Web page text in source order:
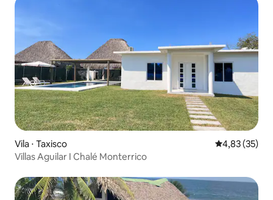
Vila ⋅ Taxisco 4,83 de uma
4,83 (35)
Villas Aguilar I Chalé Monterrico